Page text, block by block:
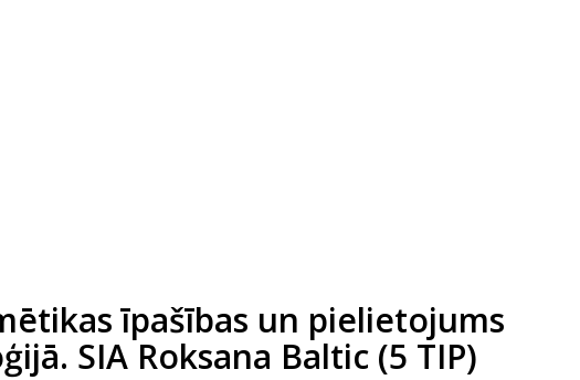
īpašības un pielietojums
SIA Roksana Baltic (5 TIP)